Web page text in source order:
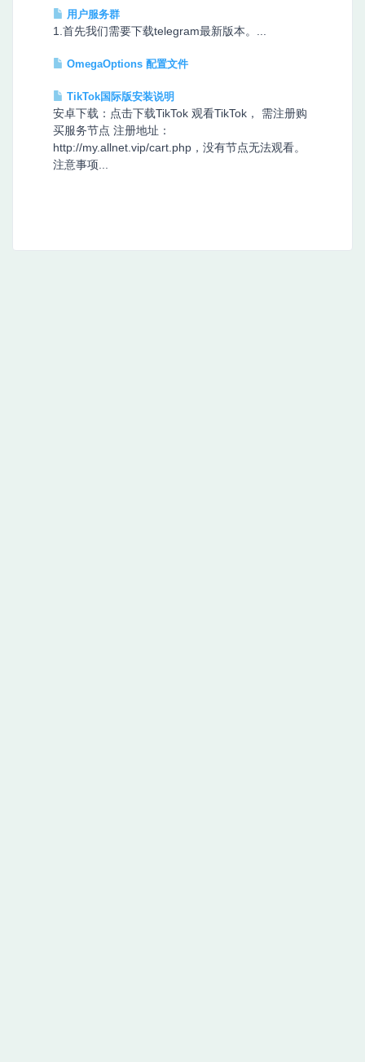
用户服务群
1.首先我们需要下载telegram最新版本。...
OmegaOptions 配置文件
TikTok国际版安装说明
安卓下载：点击下载TikTok 观看TikTok， 需注册购
买服务节点 注册地址：
http://my.allnet.vip/cart.php，没有节点无法观看。
注意事项...